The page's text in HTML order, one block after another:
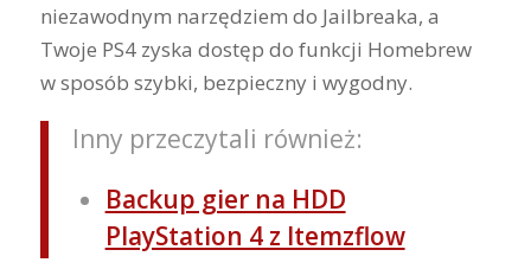
niezawodnym narzędziem do Jailbreaka, a
Twoje PS4 zyska dostęp do funkcji Homebrew
w sposób szybki, bezpieczny i wygodny.
Inny przeczytali również:
Backup gier na HDD
PlayStation 4 z Itemzflow